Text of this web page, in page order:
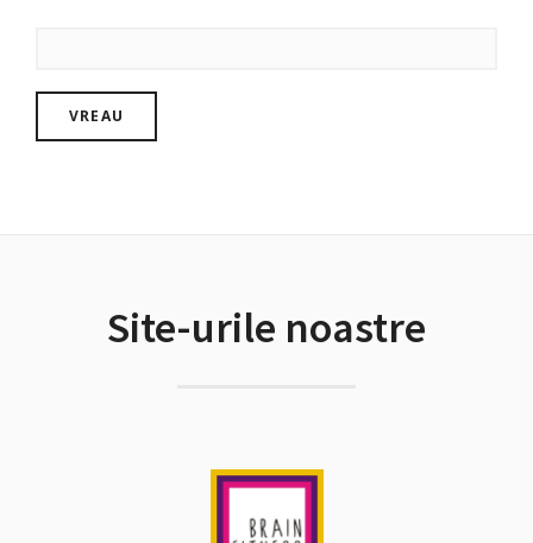
Site-urile noastre